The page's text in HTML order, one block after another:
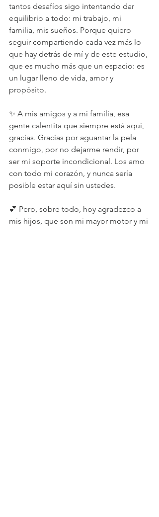
tantos desafíos sigo intentando dar
equilibrio a todo: mi trabajo, mi
familia, mis sueños. Porque quiero
seguir compartiendo cada vez más lo
que hay detrás de mí y de este estudio,
que es mucho más que un espacio: es
un lugar lleno de vida, amor y
propósito.
✨ A mis amigos y a mi familia, esa
gente calentita que siempre está aquí,
gracias. Gracias por aguantar la pela
conmigo, por no dejarme rendir, por
ser mi soporte incondicional. Los amo
con todo mi corazón, y nunca sería
posible estar aquí sin ustedes.
💕 Pero, sobre todo, hoy agradezco a
mis hijos, que son mi mayor motor y mi